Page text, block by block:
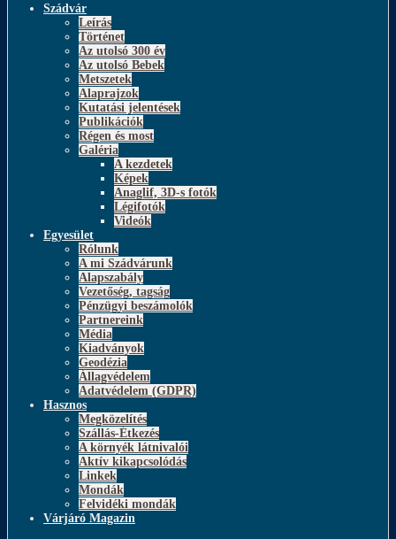
Szádvár
Leírás
Történet
Az utolsó 300 év
Az utolsó Bebek
Metszetek
Alaprajzok
Kutatási jelentések
Publikációk
Régen és most
Galéria
A kezdetek
Képek
Anaglif, 3D-s fotók
Légifotók
Videók
Egyesület
Rólunk
A mi Szádvárunk
Alapszabály
Vezetőség, tagság
Pénzügyi beszámolók
Partnereink
Média
Kiadványok
Geodézia
Állagvédelem
Adatvédelem (GDPR)
Hasznos
Megközelítés
Szállás-Étkezés
A környék látnivalói
Aktív kikapcsolódás
Linkek
Mondák
Felvidéki mondák
Várjáró Magazin